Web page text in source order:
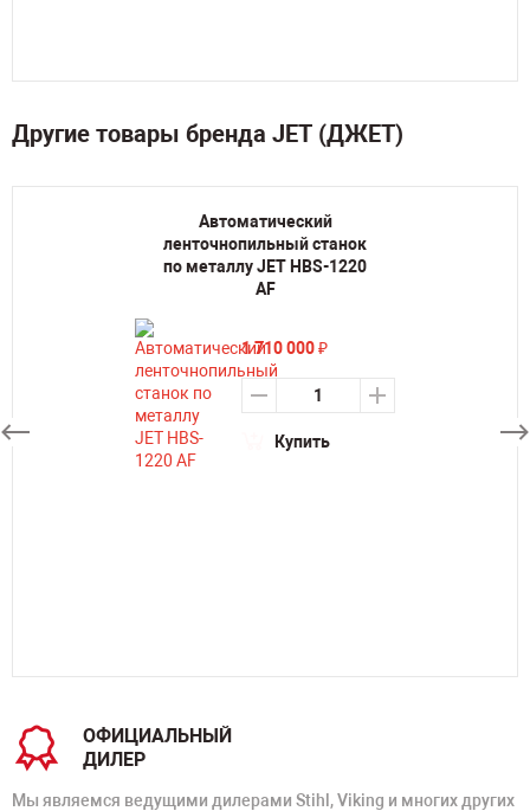
Другие товары бренда JET (ДЖЕТ)
Автоматический
ленточнопильный станок
по металлу JET HBS-1220
AF
1 710 000₽
Купить
ОФИЦИАЛЬНЫЙ
ДИЛЕР
Мы являемся ведущими дилерами Stihl, Viking и многих других